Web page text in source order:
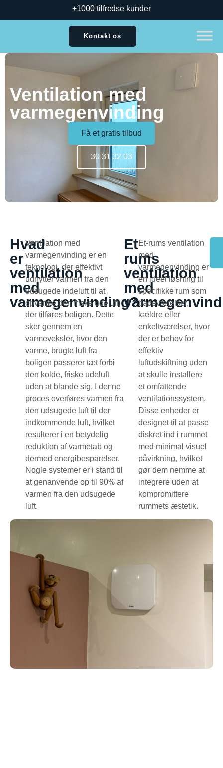
+1000 tilfredse kunder
Kontakt os
Ventilation med
varmegenvinding
Få et gratis tilbud
30 31 32 03
Hvad
er
ventilation
med
varmegenvinding?
Ventilation med
varmegenvinding er en
teknologi, der effektivt
udnytter varmen fra den
udsugede indeluft til at
opvarme den friske udeluft,
der tilføres boligen. Dette
sker gennem en
varmeveksler, hvor den
varme, brugte luft fra
boligen passerer tæt forbi
den kolde, friske udeluft
uden at blande sig. I denne
proces overføres varmen fra
den udsugede luft til den
indkommende luft, hvilket
resulterer i en betydelig
reduktion af varmetab og
dermed energibesparelser.
Nogle systemer er i stand til
at genanvende op til 90% af
varmen fra den udsugede
luft.
Et
rums
ventilation
med
Et-rums ventilation
med
varmegenvinding er
en ideel løsning til
specifikke rum som
badeværelser,
kældre eller
enkeltværelser, hvor
der er behov for
effektiv
luftudskiftning uden
at skulle installere
et omfattende
ventilationssystem.
Disse enheder er
designet til at passe
diskret ind i rummet
med minimal visuel
påvirkning, hvilket
gør dem nemme at
integrere uden at
kompromittere
rummets æstetik.